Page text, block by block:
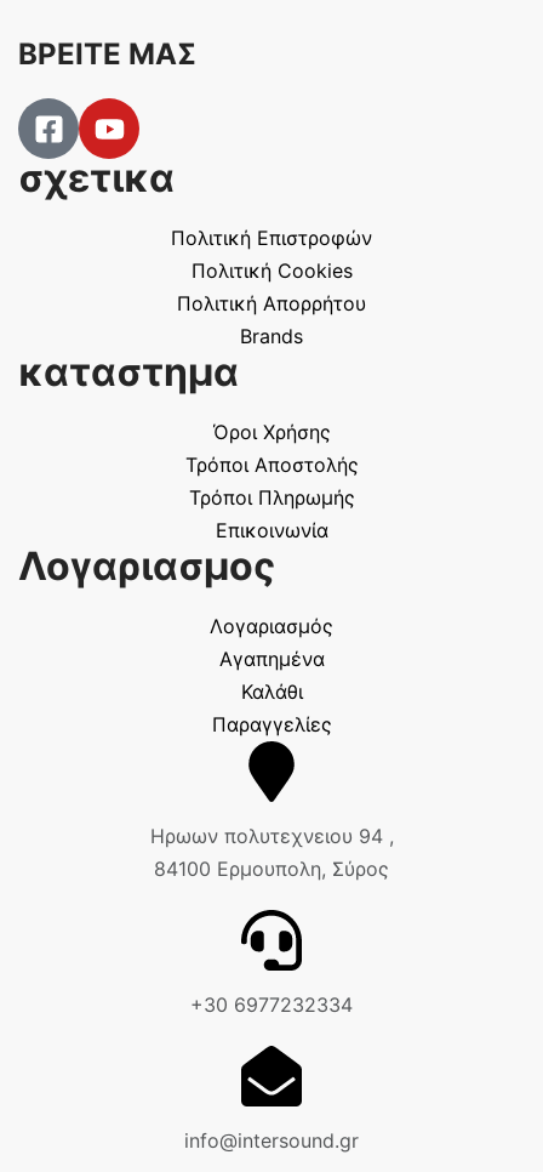
Ηρωων πολυτεχνειου 94 ,
84100 Ερμουπολη, Σύρος
+30 6977232334
info@intersound.gr
Λογαριασμος
Λογαριασμός
Αγαπημένα
Καλάθι
Παραγγελίες
καταστημα
Όροι Χρήσης
Τρόποι Αποστολής
Τρόποι Πληρωμής
Επικοινωνία
σχετικα
Πολιτική Επιστροφών
Πολιτική Cookies
Πολιτική Απορρήτου
Brands
ΒΡΕΙΤΕ ΜΑΣ